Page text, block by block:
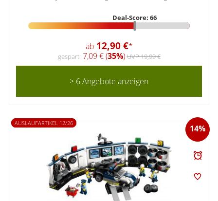
Deal-Score: 66
ab 12,90 €*
gespart: 7,09 € (35%)UVP 19,99 €
> 6 Angebote anzeigen
14%
AUSLAUFARTIKEL 12/26